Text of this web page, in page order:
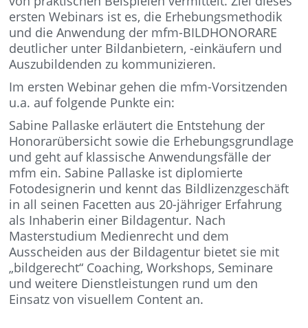
ersten Webinars ist es, die Erhebungsmethodik
und die Anwendung der mfm-BILDHONORARE
deutlicher unter Bildanbietern, -einkäufern und
Auszubildenden zu kommunizieren.
Im ersten Webinar gehen die mfm-Vorsitzenden
u.a. auf folgende Punkte ein:
Sabine Pallaske erläutert die Entstehung der
Honorarübersicht sowie die Erhebungsgrundlage
und geht auf klassische Anwendungsfälle der
mfm ein. Sabine Pallaske ist diplomierte
Fotodesignerin und kennt das Bildlizenzgeschäft
in all seinen Facetten aus 20-jähriger Erfahrung
als Inhaberin einer Bildagentur. Nach
Masterstudium Medienrecht und dem
Ausscheiden aus der Bildagentur bietet sie mit
„bildgerecht“ Coaching, Workshops, Seminare
und weitere Dienstleistungen rund um den
Einsatz von visuellem Content an.